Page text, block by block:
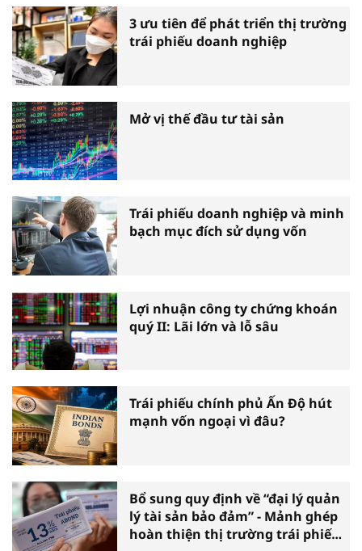
3 ưu tiên để phát triển thị trường
trái phiếu doanh nghiệp
Mở vị thế đầu tư tài sản
Trái phiếu doanh nghiệp và minh
bạch mục đích sử dụng vốn
Lợi nhuận công ty chứng khoán
quý II: Lãi lớn và lỗ sâu
Trái phiếu chính phủ Ấn Độ hút
mạnh vốn ngoại vì đâu?
Bổ sung quy định về “đại lý quản
lý tài sản bảo đảm” - Mảnh ghép
hoàn thiện thị trường trái phiếu